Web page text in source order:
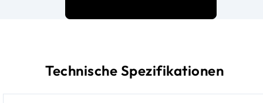
Technische Spezifikationen